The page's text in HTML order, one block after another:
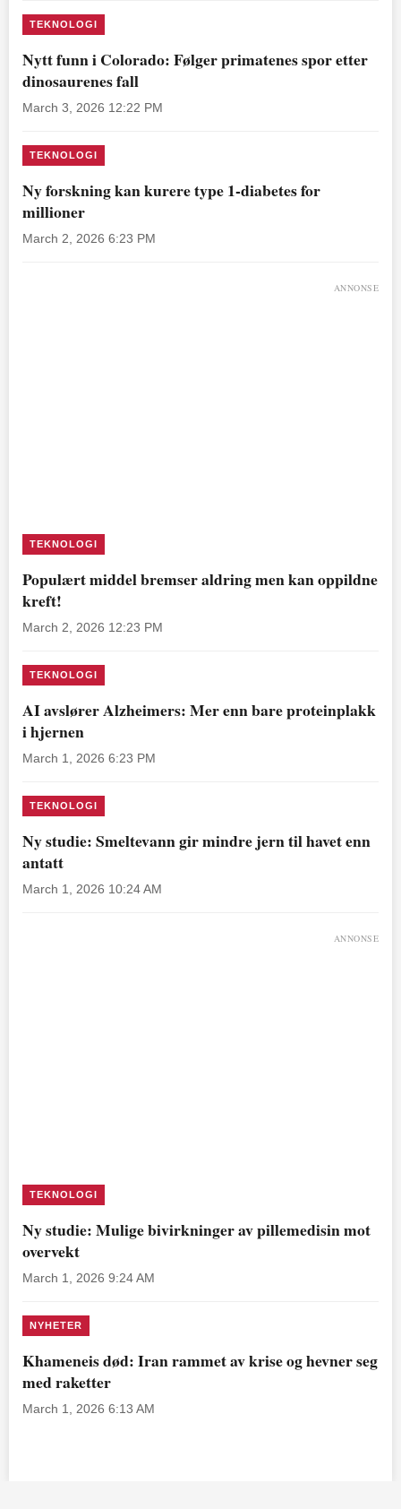
TEKNOLOGI
Nytt funn i Colorado: Følger primatenes spor etter
dinosaurenes fall
March 3, 2026 12:22 PM
TEKNOLOGI
Ny forskning kan kurere type 1-diabetes for
millioner
March 2, 2026 6:23 PM
ANNONSE
TEKNOLOGI
Populært middel bremser aldring men kan oppildne
kreft!
March 2, 2026 12:23 PM
TEKNOLOGI
AI avslører Alzheimers: Mer enn bare proteinplakk
i hjernen
March 1, 2026 6:23 PM
TEKNOLOGI
Ny studie: Smeltevann gir mindre jern til havet enn
antatt
March 1, 2026 10:24 AM
ANNONSE
TEKNOLOGI
Ny studie: Mulige bivirkninger av pillemedisin mot
overvekt
March 1, 2026 9:24 AM
NYHETER
Khameneis død: Iran rammet av krise og hevner seg
med raketter
March 1, 2026 6:13 AM